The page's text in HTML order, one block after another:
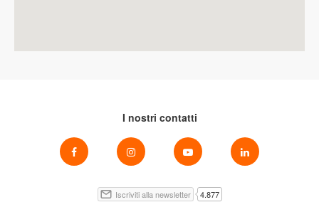
I nostri contatti